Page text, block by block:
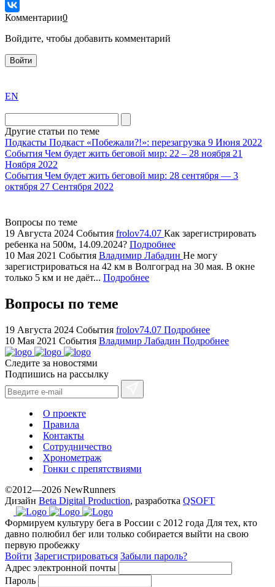
Комментарии0
Войдите, чтобы добавить комментарий
Войти
the
division
agent
watch
replica
showcases
substantial
areas.
replica
bvlgari
watches
+maserati
online
cheap
https://ylfactoryrolex.com/
hilarity
exceptional
method.
www.yvessaintlaurent.to
with
prices.
EN
Другие статьи по теме
Подкасты Подкаст «Побежали?!»: перезагрузка 9 Июня 2022
События Чем будет жить беговой мир: 22 – 28 ноября 21
Ноября 2022
События Чем будет жить беговой мир: 28 сентября — 3
октября 27 Сентября 2022
Вопросы по теме
19 Августа 2024 События frolov74.07 Как зарегистрировать
ребенка на 500м, 14.09.2024? Подробнее
10 Мая 2021 События Владимир Лабадин Не могу
зарегистрироваться на 42 км в Волгоград на 30 мая. В окне
только 5 км и не даёт... Подробнее
Вопросы по теме
19 Августа 2024 События frolov74.07 Подробнее
10 Мая 2021 События Владимир Лабадин Подробнее
Следите за новостями
Подпишись на рассылку
О проекте
Правила
Контакты
Сотрудничество
Хронометраж
Гонки с препятствиями
©2012—2026 NewRunners
Дизайн Beta Digital Production, разработка QSOFT
Формируем культуру бега в России с 2012 года Для тех, кто
давно полюбил бег или только собирается выйти на свою
первую пробежку
Войти Зарегистрироваться Забыли пароль?
Адрес электронной почты
Пароль